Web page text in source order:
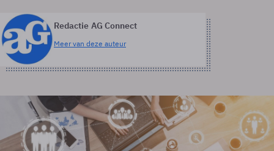
Redactie AG Connect
Meer van deze auteur